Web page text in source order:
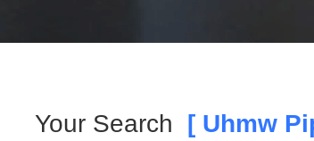
Your Search [ Uhmw